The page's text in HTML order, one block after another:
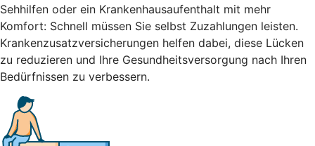
Sehhilfen oder ein Krankenhausaufenthalt mit mehr
Komfort: Schnell müssen Sie selbst Zuzahlungen leisten.
Krankenzusatzversicherungen helfen dabei, diese Lücken
zu reduzieren und Ihre Gesundheitsversorgung nach Ihren
Bedürfnissen zu verbessern.